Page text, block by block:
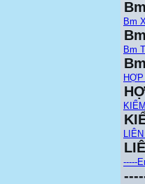
Bm
Bm
-----